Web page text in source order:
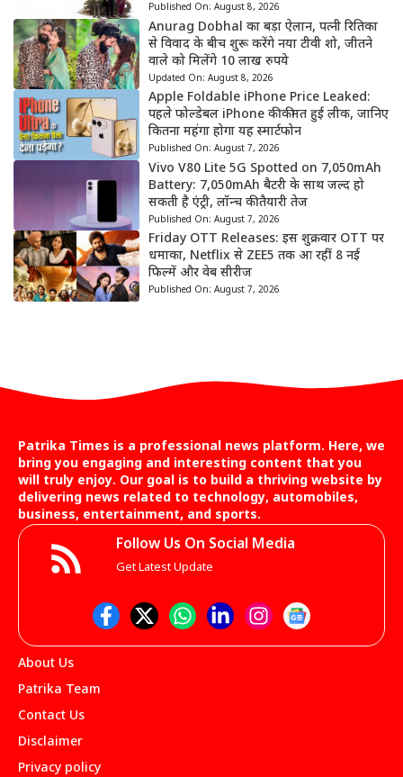
Published On: August 8, 2026
Anurag Dobhal का बड़ा ऐलान, पत्नी रितिका
से विवाद के बीच शुरू करेंगे नया टीवी शो, जीतने
वाले को मिलेंगे 10 लाख रुपये
Updated On: August 8, 2026
Apple Foldable iPhone Price Leaked:
पहले फोल्डेबल iPhone की कीमत हुई लीक, जानिए
कितना महंगा होगा यह स्मार्टफोन
Published On: August 7, 2026
Vivo V80 Lite 5G Spotted on 7,050mAh
Battery: 7,050mAh बैटरी के साथ जल्द हो
सकती है एंट्री, लॉन्च की तैयारी तेज
Published On: August 7, 2026
Friday OTT Releases: इस शुक्रवार OTT पर
धमाका, Netflix से ZEE5 तक आ रहीं 8 नई
फिल्में और वेब सीरीज
Published On: August 7, 2026
Patrika Times is a professional news platform. Here, we
bring you engaging and interesting content that you
will truly enjoy. Our goal is to build a thriving website by
delivering news related to technology, automobiles,
business, entertainment, and sports.
Follow Us On Social Media
Get Latest Update
About Us
Patrika Team
Contact Us
Disclaimer
Privacy policy